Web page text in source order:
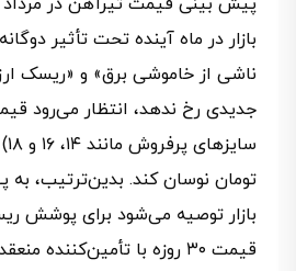
بازار در ماه آینده تحت تأثیر
ناشی از خاموشی برق» و «ریسک
جدیدی رخ ندهد، انتظار می‌رود
تومان نوسان کند. بدین‌ترتیب، به
بازار توصیه می‌شود برای پوشش
قیمت ۳۰ روزه با تأمین‌کننده